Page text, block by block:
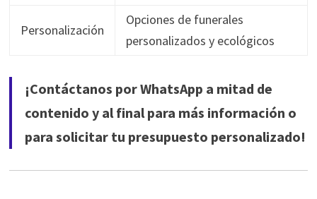
Personalización
Opciones de funerales
personalizados y ecológicos
¡Contáctanos por WhatsApp a mitad de
contenido y al final para más información o
para solicitar tu presupuesto personalizado!